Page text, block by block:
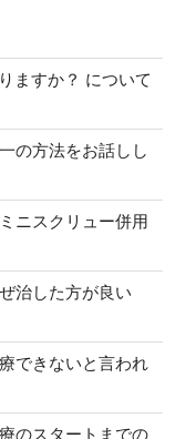
ますか？ について
の方法をお話しし
ニスクリュー併用
治した方が良い
できないと言われ
のスタートまでの